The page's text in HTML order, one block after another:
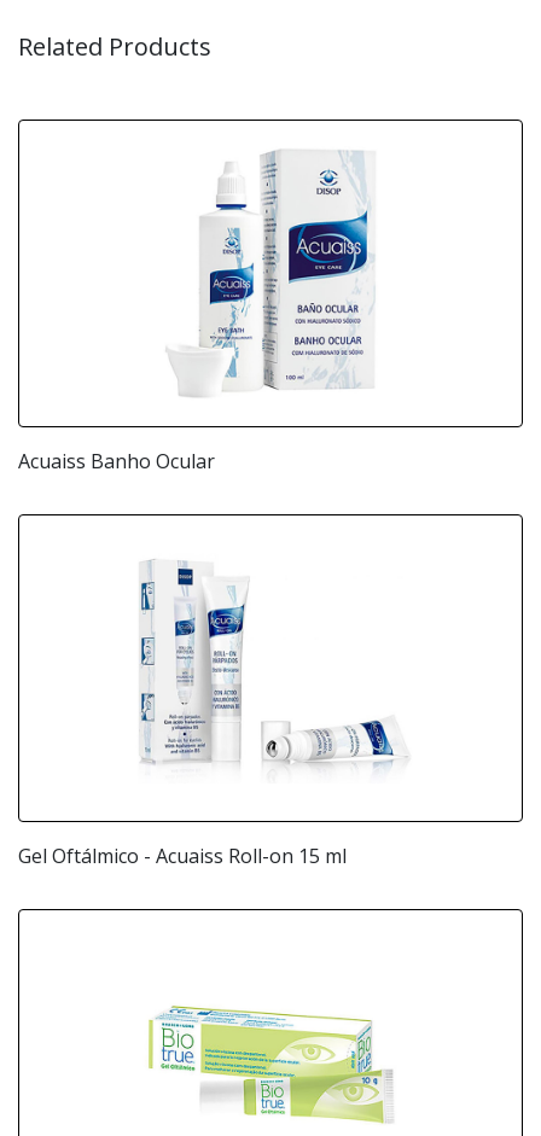
Related Products
Acuaiss Banho Ocular
Gel Oftálmico - Acuaiss Roll-on 15 ml